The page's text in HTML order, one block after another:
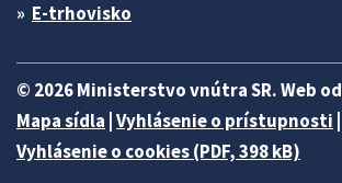
E-trhovisko
© 2026 Ministerstvo vnútra SR. Web od
Mapa sídla Vyhlásenie o prístupnosti
Vyhlásenie o cookies (PDF, 398 kB)